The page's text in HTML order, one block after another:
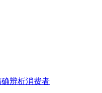
辨析消费者